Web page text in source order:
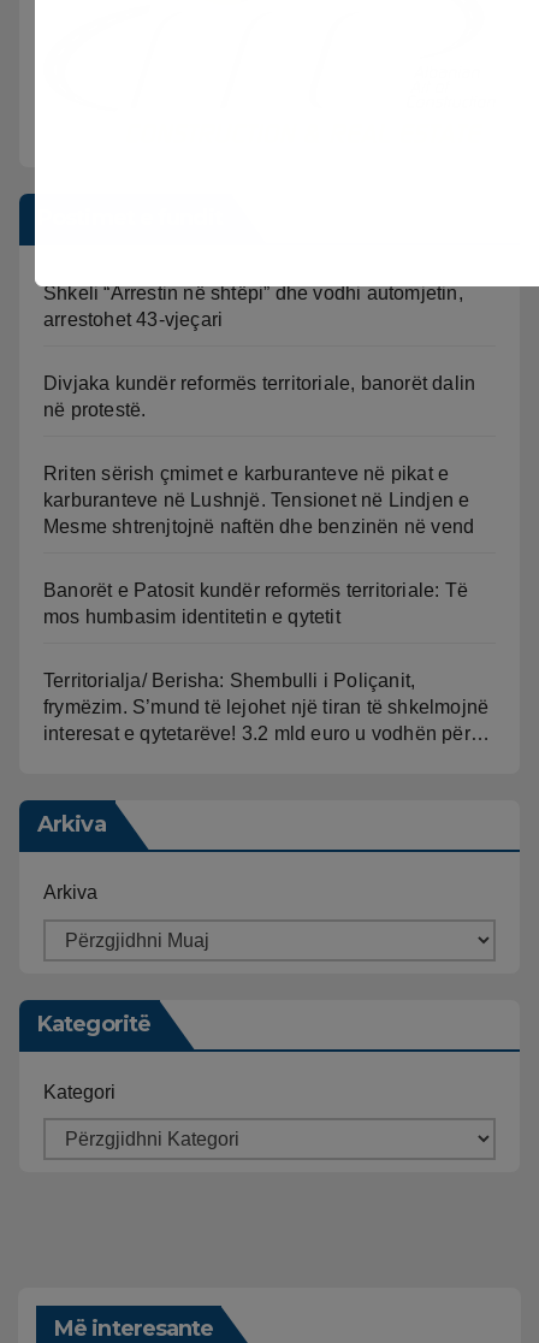
Shkeli “Arrestin në shtëpi” dhe vodhi automjetin,
arrestohet 43-vjeçari
Divjaka kundër reformës territoriale, banorët dalin
në protestë.
Rriten sërish çmimet e karburanteve në pikat e
karburanteve në Lushnjë. Tensionet në Lindjen e
Mesme shtrenjtojnë naftën dhe benzinën në vend
Banorët e Patosit kundër reformës territoriale: Të
mos humbasim identitetin e qytetit
Territorialja/ Berisha: Shembulli i Poliçanit,
frymëzim. S’mund të lejohet një tiran të shkelmojnë
interesat e qytetarëve! 3.2 mld euro u vodhën për…
Arkiva
Arkiva
Kategoritë
Kategori
Më interesante